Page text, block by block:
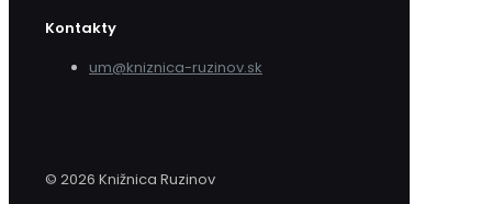
Kontakty
um@kniznica-ruzinov.sk
© 2026 Knižnica Ruzinov